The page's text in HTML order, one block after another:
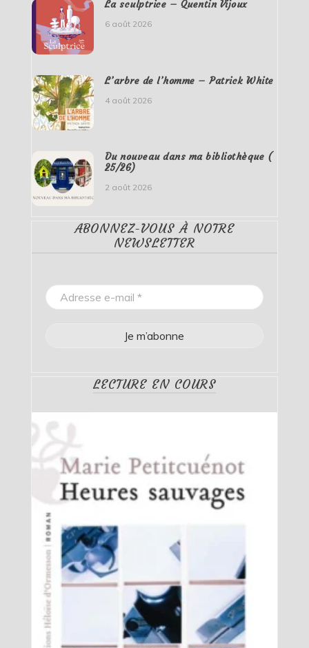
La sculptrice – Quentin Vijoux
6 août 2026
L’arbre de l’homme – Patrick White
4 août 2026
Du nouveau dans ma bibliothèque (
25/26)
2 août 2026
ABONNEZ-VOUS À NOTRE
NEWSLETTER
LECTURE EN COURS